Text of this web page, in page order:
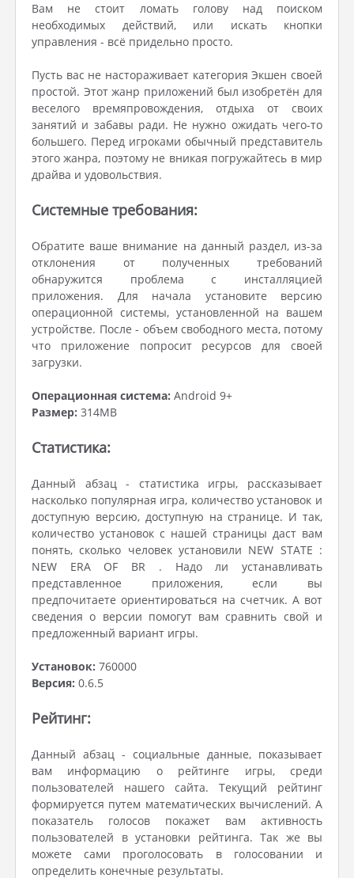
Вам не стоит ломать голову над поиском
необходимых действий, или искать кнопки
управления - всё придельно просто.
Пусть вас не настораживает категория Экшен своей
простой. Этот жанр приложений был изобретён для
веселого времяпровождения, отдыха от своих
занятий и забавы ради. Не нужно ожидать чего-то
большего. Перед игроками обычный представитель
этого жанра, поэтому не вникая погружайтесь в мир
драйва и удовольствия.
Системные требования:
Обратите ваше внимание на данный раздел, из-за
отклонения от полученных требований
обнаружится проблема с инсталляцией
приложения. Для начала установите версию
операционной системы, установленной на вашем
устройстве. После - объем свободного места, потому
что приложение попросит ресурсов для своей
загрузки.
Операционная система: Android 9+
Размер: 314MB
Статистика:
Данный абзац - статистика игры, рассказывает
насколько популярная игра, количество установок и
доступную версию, доступную на странице. И так,
количество установок с нашей страницы даст вам
понять, сколько человек установили NEW STATE :
NEW ERA OF BR . Надо ли устанавливать
представленное приложения, если вы
предпочитаете ориентироваться на счетчик. А вот
сведения о версии помогут вам сравнить свой и
предложенный вариант игры.
Установок: 760000
Версия: 0.6.5
Рейтинг:
Данный абзац - социальные данные, показывает
вам информацию о рейтинге игры, среди
пользователей нашего сайта. Текущий рейтинг
формируется путем математических вычислений. А
показатель голосов покажет вам активность
пользователей в установки рейтинга. Так же вы
можете сами проголосовать в голосовании и
определить конечные результаты.